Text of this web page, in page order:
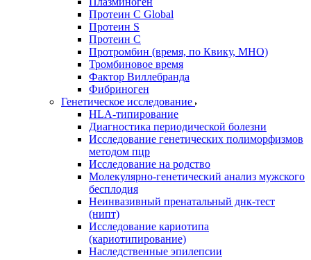
Протеин C Global
Протеин S
Протеин С
Протромбин (время, по Квику, МНО)
Тромбиновое время
Фактор Виллебранда
Фибриноген
Генетическое исследование
HLA-типирование
Диагностика периодической болезни
Исследование генетических полиморфизмов
методом пцр
Исследование на родство
Молекулярно-генетический анализ мужского
бесплодия
Неинвазивный пренатальный днк-тест
(нипт)
Исследование кариотипа
(кариотипирование)
Наследственные эпилепсии